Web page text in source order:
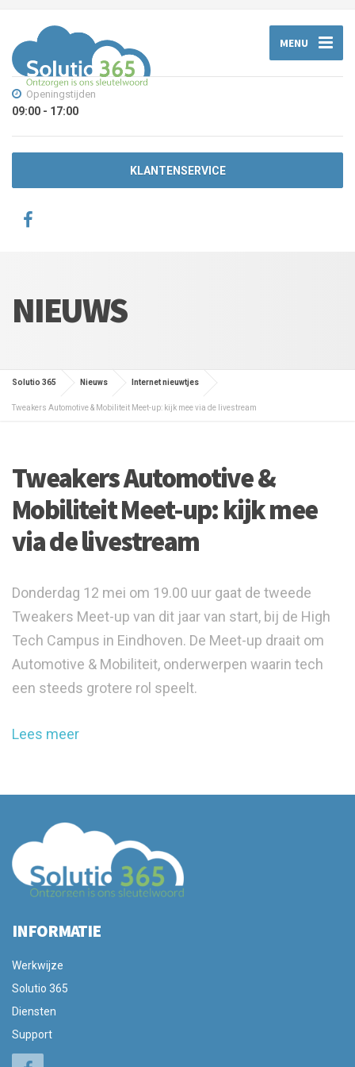
MENU
Openingstijden
09:00 - 17:00
KLANTENSERVICE
NIEUWS
Solutio 365 Nieuws Internet nieuwtjes
Tweakers Automotive & Mobiliteit Meet-up: kijk mee via de livestream
Tweakers Automotive &
Mobiliteit Meet-up: kijk mee
via de livestream
Donderdag 12 mei om 19.00 uur gaat de tweede
Tweakers Meet-up van dit jaar van start, bij de High
Tech Campus in Eindhoven. De Meet-up draait om
Automotive & Mobiliteit, onderwerpen waarin tech
een steeds grotere rol speelt.
Lees meer
INFORMATIE
Werkwijze
Solutio 365
Diensten
Support